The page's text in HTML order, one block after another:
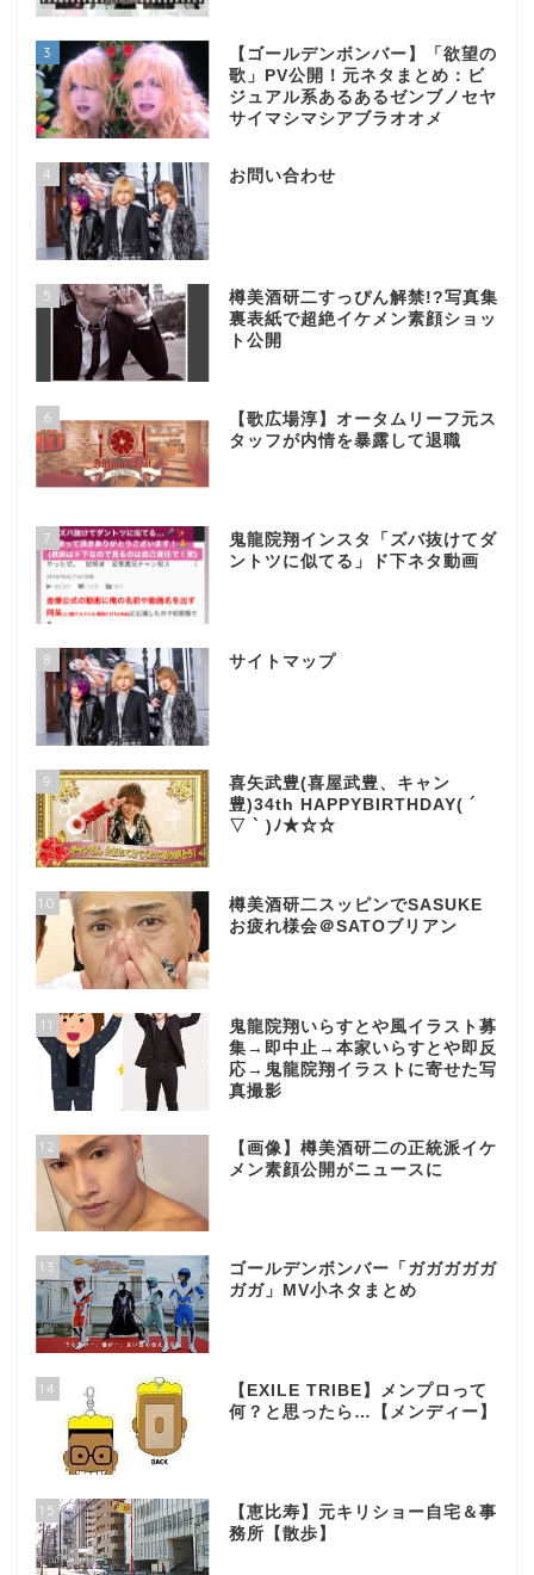
3
【ゴールデンボンバー】「欲望の
歌」PV公開！元ネタまとめ：ビ
ジュアル系あるあるゼンブノセヤ
サイマシマシアブラオオメ
4 お問い合わせ
5
樽美酒研二すっぴん解禁!?写真集
裏表紙で超絶イケメン素顔ショッ
ト公開
6
【歌広場淳】オータムリーフ元ス
タッフが内情を暴露して退職
7
鬼龍院翔インスタ「ズバ抜けてダ
ントツに似てる」ド下ネタ動画
8 サイトマップ
9
喜矢武豊(喜屋武豊、キャン
豊)34th HAPPYBIRTHDAY( ´
▽ ` )ﾉ★☆☆
10
樽美酒研二スッピンでSASUKE
お疲れ様会＠SATOブリアン
11
鬼龍院翔いらすとや風イラスト募
集→即中止→本家いらすとや即反
応→鬼龍院翔イラストに寄せた写
真撮影
12
【画像】樽美酒研二の正統派イケ
メン素顔公開がニュースに
13
ゴールデンボンバー「ガガガガガ
ガガ」MV小ネタまとめ
14
【EXILE TRIBE】メンプロって
何？と思ったら…【メンディー】
15
【恵比寿】元キリショー自宅＆事
務所【散歩】